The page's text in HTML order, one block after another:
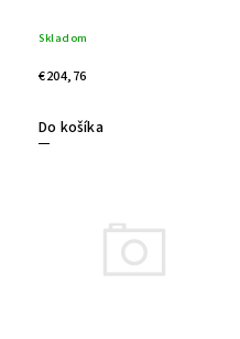
Skladom
€204,76
Do košíka